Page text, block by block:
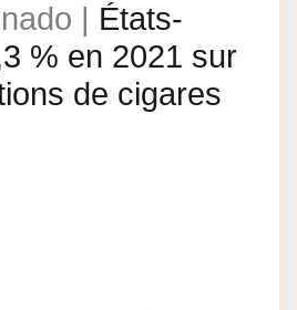
| États-
% en 2021 sur
de cigares